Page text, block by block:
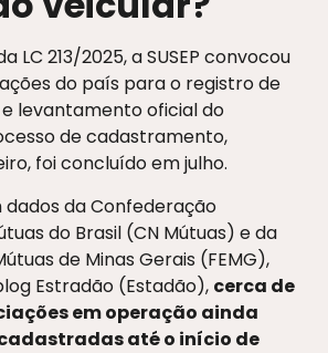
LC 213/2025, a SUSEP convocou
do país para o registro de
levantamento oficial do
de cadastramento,
foi concluído em julho.
da Confederação
do Brasil (CN Mútuas) e da
de Minas Gerais (FEMG),
Estradão (Estadão), cerca de
em operação ainda
até o início de